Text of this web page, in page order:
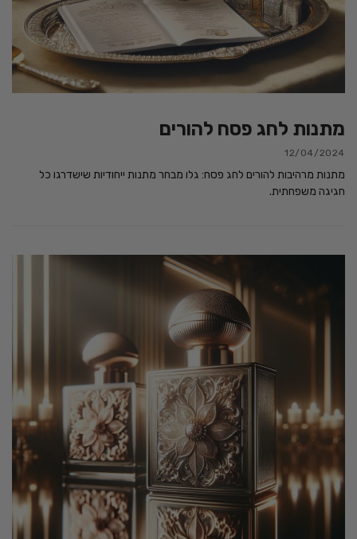
מתנות לחג פסח להורים
12/04/2024
מתנות מרהיבות להורים לחג פסח: גלו מבחר מתנות ייחודיות שישדרגו כל
חגיגה משפחתית.